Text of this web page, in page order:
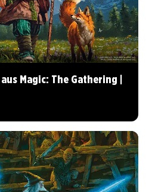
Magic: The Gathering |